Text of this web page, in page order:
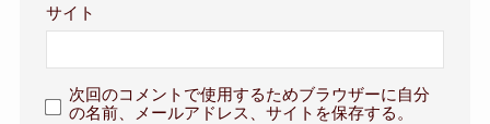
サイト
次回のコメントで使用するためブラウザーに自分
の名前、メールアドレス、サイトを保存する。